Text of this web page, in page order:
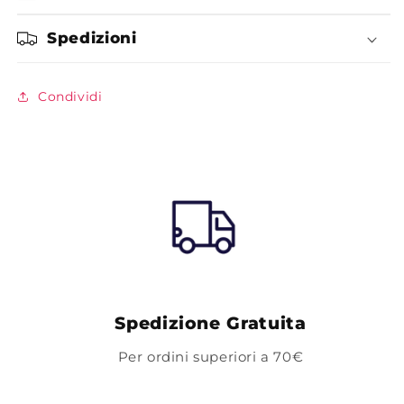
Spedizioni
Condividi
Spedizione Gratuita
Per ordini superiori a 70€